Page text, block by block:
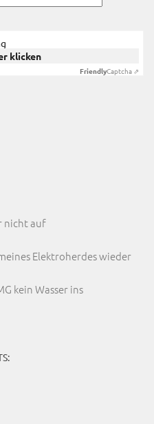
klicken
FriendlyCaptcha ⇗
nicht auf
Elektroherdes wieder
kein Wasser ins